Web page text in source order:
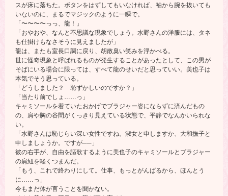
スが床に落ちた。ボタンをはずしてもいなければ、袖から腕を抜いても
いないのに、まるでマジックのように一瞬で。
「〜〜〜〜っっ、龍！」
「おやおや、なんと不思議な現象でしょう。水野さんの洋服には、タネ
も仕掛けもなさそうに見えましたが」
龍は、またも室長口調に戻り、胡散臭い笑みを浮かべる。
世に怪奇現象と呼ばれるものが発生することがあったとして、この男が
そばにいる場合に限っては、すべて龍のせいだと思っていい。美也子は
本気でそう思っている。
「どうしました？ 恥ずかしいのですか？」
「当たり前でしょ……っ」
キャミソールを着ていたおかげでブラジャー姿にならずに済んだもの
の、肩や胸の谷間がくっきり見えている状態で、平静でなんかいられな
い。
「水野さんは恥じらい深い女性ですね。淑女と申しますか、大和撫子と
申しましょうか。ですが──」
彼の右手が、自由を謳歌するように美也子のキャミソールとブラジャー
の肩紐を軽くつまんだ。
「もう、これで終わりにして。仕事、もっとがんばるから、ほんとう
に……っ」
今もまだ体が言うことを聞かない。